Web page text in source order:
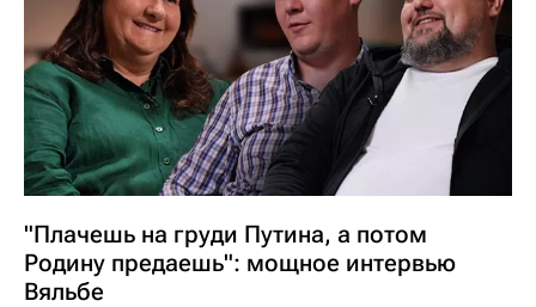
"Плачешь на груди Путина, а потом
Родину предаешь": мощное интервью
Вяльбе